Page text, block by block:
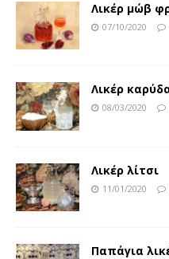
Λικέρ μώβ
07/10/2020
Λικέρ
08/03/2020
Λικέρ λίτσι
11/01/2020
Παπάγια